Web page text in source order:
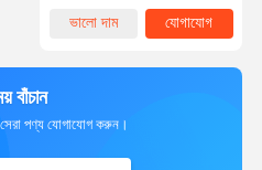
ভালো দাম
যোগাযোগ
বাঁচান
পণ্য যোগাযোগ করুন।